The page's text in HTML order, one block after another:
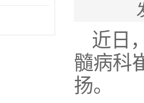
近日
髓病科
扬。